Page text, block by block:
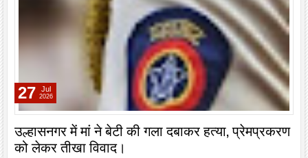
27 Jul
2026
उल्हासनगर में मां ने बेटी की गला दबाकर हत्या, प्रेमप्रकरण
को लेकर तीखा विवाद।